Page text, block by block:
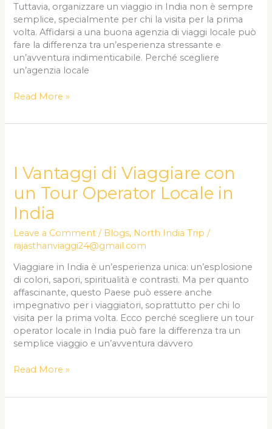
Tuttavia, organizzare un viaggio in India non è sempre
semplice, specialmente per chi la visita per la prima
volta. Affidarsi a una buona agenzia di viaggi locale può
fare la differenza tra un’esperienza stressante e
un’avventura indimenticabile. Perché scegliere
un’agenzia locale
Read More »
I Vantaggi di Viaggiare con
un Tour Operator Locale in
India
Leave a Comment / Blogs, North India Trip /
rajasthanviaggi24@gmail.com
Viaggiare in India è un’esperienza unica: un’esplosione
di colori, sapori, spiritualità e contrasti. Ma per quanto
affascinante, questo Paese può essere anche
impegnativo per i viaggiatori, soprattutto per chi lo
visita per la prima volta. Ecco perché scegliere un tour
operator locale in India può fare la differenza tra un
semplice viaggio e un’avventura davvero
di
Viaggiare
con
un
Tour
Operator
Locale
India
Read More »